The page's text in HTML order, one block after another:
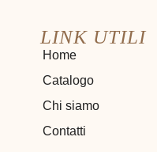
LINK UTILI
Home
Catalogo
Chi siamo
Contatti